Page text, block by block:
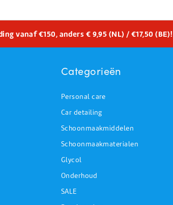
vanaf €150, anders € 9,95 (NL) / €17,50 (BE)!
Categorieën
Personal care
Car detailing
Schoonmaakmiddelen
Schoonmaakmaterialen
Glycol
Onderhoud
SALE